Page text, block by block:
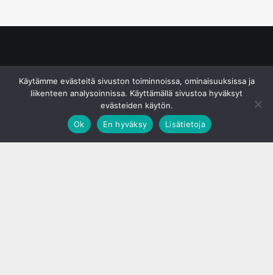
Käytämme evästeitä sivuston toiminnoissa, ominaisuuksissa ja
liikenteen analysoinnissa. Käyttämällä sivustoa hyväksyt
evästeiden käytön.
Ok
En hyväksy Lisätietoja